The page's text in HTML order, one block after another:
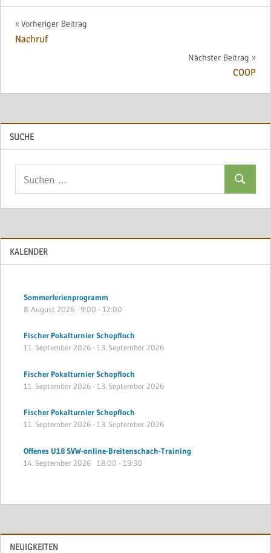
Beitragsnavigation
Vorheriger Beitrag
Nachruf
Nächster Beitrag
COOP
SUCHE
Suchen
KALENDER
Sommerferienprogramm
8. August 2026 9:00 - 12:00
Fischer Pokalturnier Schopfloch
11. September 2026- 13. September 2026
Fischer Pokalturnier Schopfloch
11. September 2026- 13. September 2026
Fischer Pokalturnier Schopfloch
11. September 2026- 13. September 2026
Offenes U18 SVW-online-Breitenschach-Training
14. September 2026 18:00 - 19:30
NEUIGKEITEN